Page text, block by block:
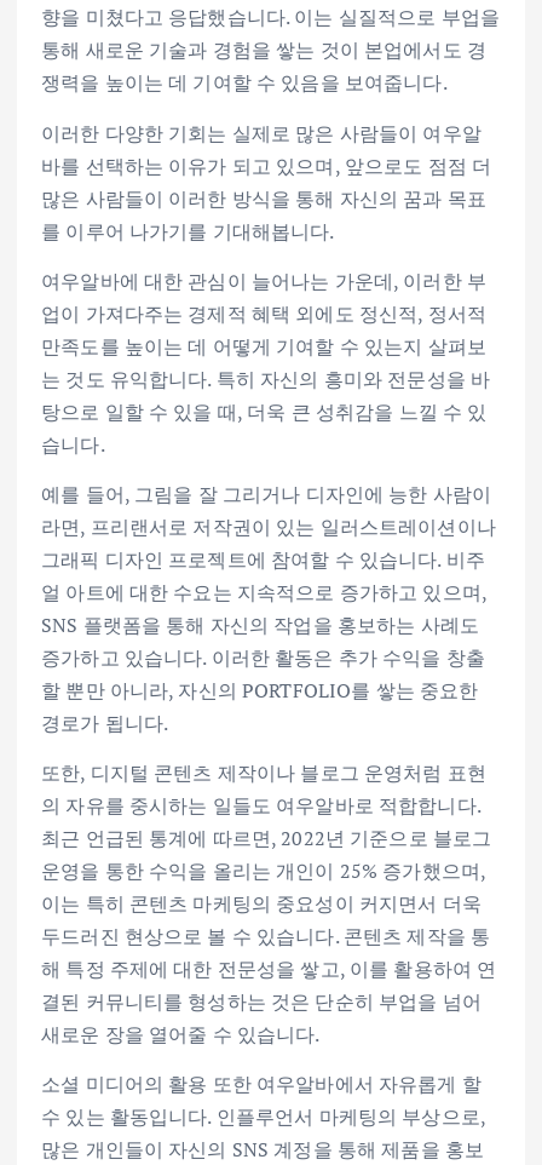
향을 미쳤다고 응답했습니다. 이는 실질적으로 부업을
통해 새로운 기술과 경험을 쌓는 것이 본업에서도 경
쟁력을 높이는 데 기여할 수 있음을 보여줍니다.
이러한 다양한 기회는 실제로 많은 사람들이 여우알
바를 선택하는 이유가 되고 있으며, 앞으로도 점점 더
많은 사람들이 이러한 방식을 통해 자신의 꿈과 목표
를 이루어 나가기를 기대해봅니다.
여우알바에 대한 관심이 늘어나는 가운데, 이러한 부
업이 가져다주는 경제적 혜택 외에도 정신적, 정서적
만족도를 높이는 데 어떻게 기여할 수 있는지 살펴보
는 것도 유익합니다. 특히 자신의 흥미와 전문성을 바
탕으로 일할 수 있을 때, 더욱 큰 성취감을 느낄 수 있
습니다.
예를 들어, 그림을 잘 그리거나 디자인에 능한 사람이
라면, 프리랜서로 저작권이 있는 일러스트레이션이나
그래픽 디자인 프로젝트에 참여할 수 있습니다. 비주
얼 아트에 대한 수요는 지속적으로 증가하고 있으며,
SNS 플랫폼을 통해 자신의 작업을 홍보하는 사례도
증가하고 있습니다. 이러한 활동은 추가 수익을 창출
할 뿐만 아니라, 자신의 PORTFOLIO를 쌓는 중요한
경로가 됩니다.
또한, 디지털 콘텐츠 제작이나 블로그 운영처럼 표현
의 자유를 중시하는 일들도 여우알바로 적합합니다.
최근 언급된 통계에 따르면, 2022년 기준으로 블로그
운영을 통한 수익을 올리는 개인이 25% 증가했으며,
이는 특히 콘텐츠 마케팅의 중요성이 커지면서 더욱
두드러진 현상으로 볼 수 있습니다. 콘텐츠 제작을 통
해 특정 주제에 대한 전문성을 쌓고, 이를 활용하여 연
결된 커뮤니티를 형성하는 것은 단순히 부업을 넘어
새로운 장을 열어줄 수 있습니다.
소셜 미디어의 활용 또한 여우알바에서 자유롭게 할
수 있는 활동입니다. 인플루언서 마케팅의 부상으로,
많은 개인들이 자신의 SNS 계정을 통해 제품을 홍보